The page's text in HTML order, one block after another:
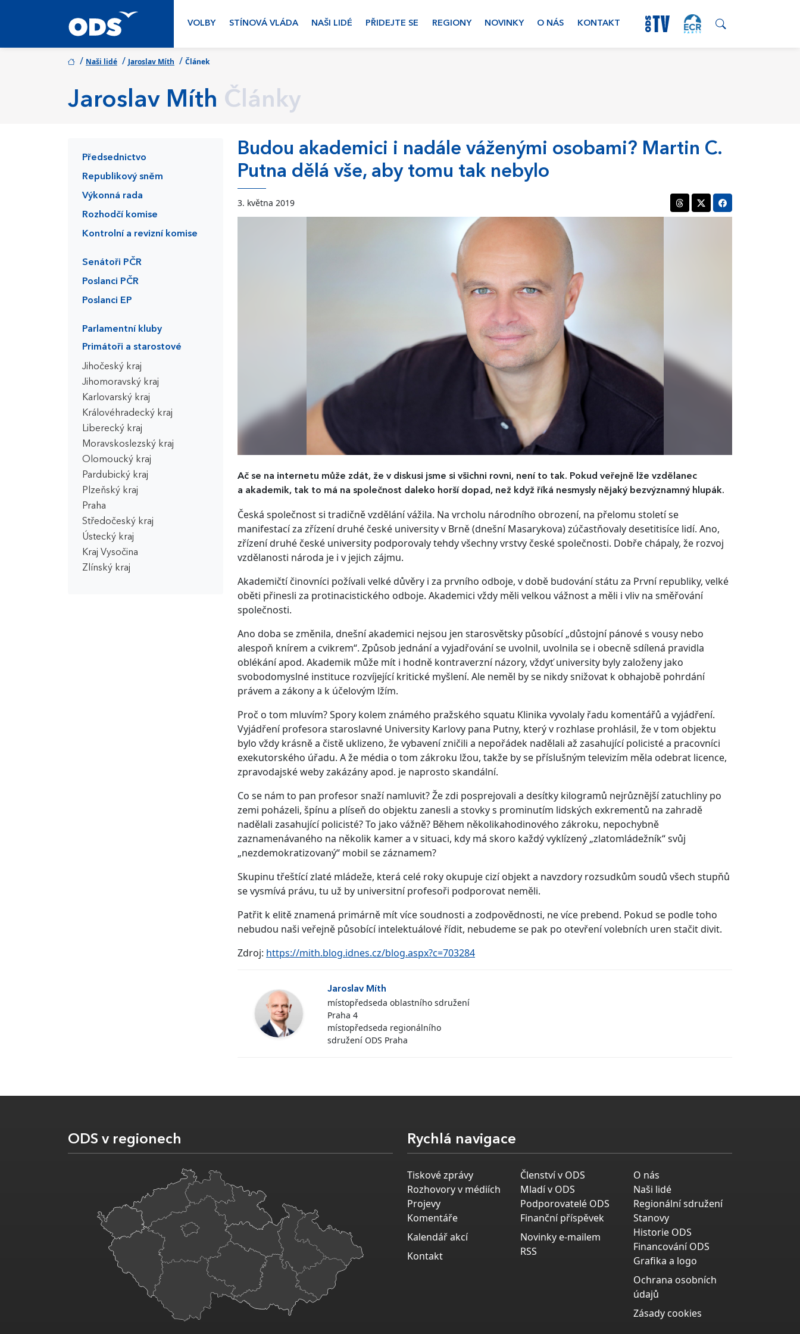
VOLBY STÍNOVÁ VLÁDA NAŠI LIDÉ PŘIDEJTE SE REGIONY NOVINKY O NÁS KONTAKT
/ Naši lidé / Jaroslav Míth / Článek
Jaroslav Míth Články
Předsednictvo
Republikový sněm
Výkonná rada
Rozhodčí komise
Kontrolní a revizní komise
Senátoři PČR
Poslanci PČR
Poslanci EP
Parlamentní kluby
Primátoři a starostové
Jihočeský kraj
Jihomoravský kraj
Karlovarský kraj
Královéhradecký kraj
Liberecký kraj
Moravskoslezský kraj
Olomoucký kraj
Pardubický kraj
Plzeňský kraj
Praha
Středočeský kraj
Ústecký kraj
Kraj Vysočina
Zlínský kraj
Budou akademici i nadále váženými osobami? Martin C.
Putna dělá vše, aby tomu tak nebylo
3. května 2019
Ač se na internetu může zdát, že v diskusi jsme si všichni rovni, není to tak. Pokud veřejně lže vzdělanec
a akademik, tak to má na společnost daleko horší dopad, než když říká nesmysly nějaký bezvýznamný hlupák.
Česká společnost si tradičně vzdělání vážila. Na vrcholu národního obrození, na přelomu století se
manifestací za zřízení druhé české university v Brně (dnešní Masarykova) zúčastňovaly desetitisíce lidí. Ano,
zřízení druhé české university podporovaly tehdy všechny vrstvy české společnosti. Dobře chápaly, že rozvoj
vzdělanosti národa je i v jejich zájmu.
Akademičtí činovníci požívali velké důvěry i za prvního odboje, v době budování státu za První republiky, velké
oběti přinesli za protinacistického odboje. Akademici vždy měli velkou vážnost a měli i vliv na směřování
společnosti.
Ano doba se změnila, dnešní akademici nejsou jen starosvětsky působící „důstojní pánové s vousy nebo
alespoň knírem a cvikrem“. Způsob jednání a vyjadřování se uvolnil, uvolnila se i obecně sdílená pravidla
oblékání apod. Akademik může mít i hodně kontraverzní názory, vždyť university byly založeny jako
svobodomyslné instituce rozvíjející kritické myšlení. Ale neměl by se nikdy snižovat k obhajobě pohrdání
právem a zákony a k účelovým lžím.
Proč o tom mluvím? Spory kolem známého pražského squatu Klinika vyvolaly řadu komentářů a vyjádření.
Vyjádření profesora staroslavné University Karlovy pana Putny, který v rozhlase prohlásil, že v tom objektu
bylo vždy krásně a čistě uklizeno, že vybavení zničili a nepořádek nadělali až zasahující policisté a pracovníci
exekutorského úřadu. A že média o tom zákroku lžou, takže by se příslušným televizím měla odebrat licence,
zpravodajské weby zakázány apod. je naprosto skandální.
Co se nám to pan profesor snaží namluvit? Že zdi posprejovali a desítky kilogramů nejrůznější zatuchliny po
zemi poházeli, špínu a plíseň do objektu zanesli a stovky s prominutím lidských exkrementů na zahradě
nadělali zasahující policisté? To jako vážně? Během několikahodinového zákroku, nepochybně
zaznamenávaného na několik kamer a v situaci, kdy má skoro každý vyklízený „zlatomládežník“ svůj
„nezdemokratizovaný“ mobil se záznamem?
Skupinu třeštící zlaté mládeže, která celé roky okupuje cizí objekt a navzdory rozsudkům soudů všech stupňů
se vysmívá právu, tu už by universitní profesoři podporovat neměli.
Patřit k elitě znamená primárně mít více soudnosti a zodpovědnosti, ne více prebend. Pokud se podle toho
nebudou naši veřejně působící intelektuálové řídit, nebudeme se pak po otevření volebních uren stačit divit.
Zdroj: https://mith.blog.idnes.cz/blog.aspx?c=703284
Jaroslav Míth
místopředseda oblastního sdružení
Praha 4
místopředseda regionálního
sdružení ODS Praha
ODS v regionech Rychlá navigace
Tiskové zprávy
Rozhovory v médiích
Projevy
Komentáře
Kalendář akcí
Kontakt
Členství v ODS
Mladí v ODS
Podporovatelé ODS
Finanční příspěvek
Novinky e-mailem
RSS
O nás
Naši lidé
Regionální sdružení
Stanovy
Historie ODS
Financování ODS
Grafika a logo
Ochrana osobních
údajů
Zásady cookies